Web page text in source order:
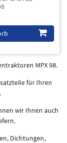
MPX 98.
für Ihren
wir Ihnen auch
Dichtungen,